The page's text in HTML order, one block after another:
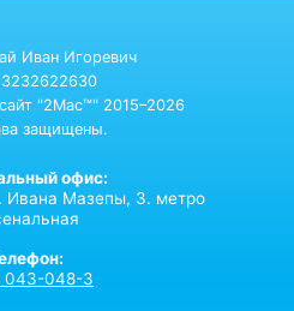
Иван Игоревич
"2Mac™" 2015–2026
защищены.
офис:
Ивана Мазепы, 3. метро
043-048-3